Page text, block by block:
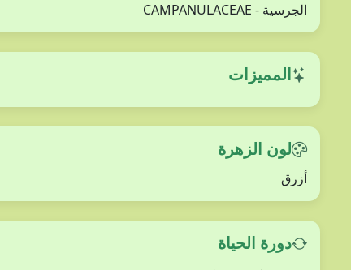
الجرسية - CAMPANULACEAE
المميزات
لون الزهرة
أزرق
دورة الحياة